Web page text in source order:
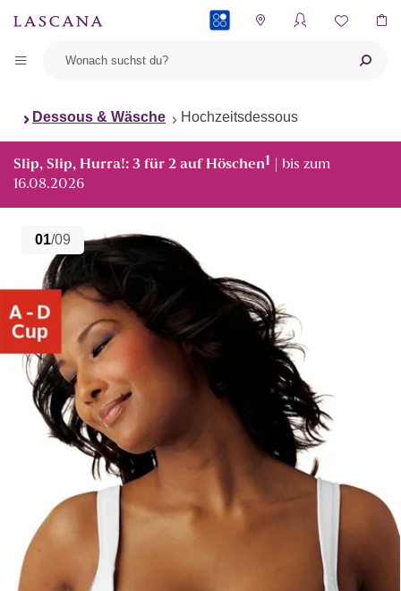
Dessous & Wäsche Hochzeitsdessous
Slip, Slip, Hurra!: 3 für 2 auf Höschen1 | bis zum
16.08.2026
01/09